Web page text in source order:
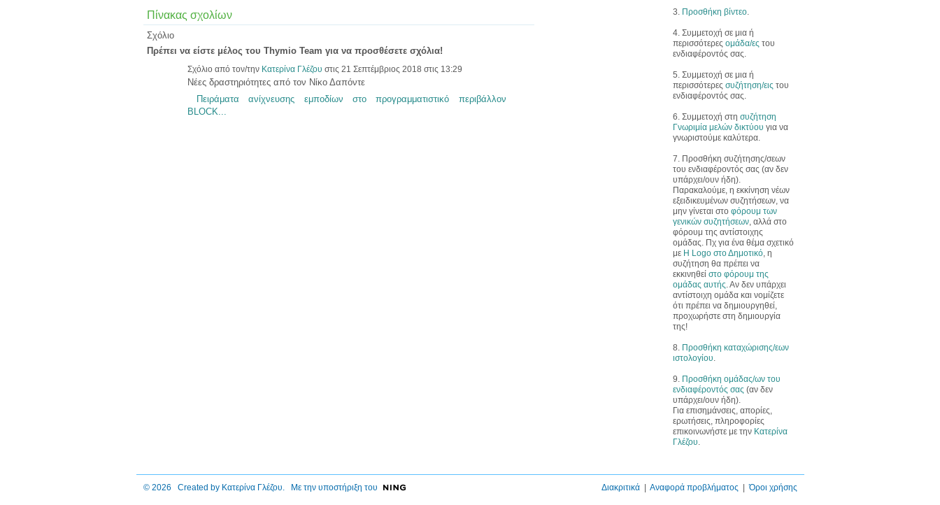
Πίνακας σχολίων
Σχόλιο
Πρέπει να είστε μέλος του Thymio Team για να προσθέσετε σχόλια!
Σχόλιο από τον/την Κατερίνα Γλέζου στις 21 Σεπτέμβριος 2018 στις 13:29
Νέες δραστηριότητες από τον Νίκο Δαπόντε
Πειράματα ανίχνευσης εμποδίων στο προγραμματιστικό περιβάλλον
BLOCK...
3. Προσθήκη βίντεο.
4. Συμμετοχή σε μια ή
περισσότερες ομάδα/ες του
ενδιαφέροντός σας.
5. Συμμετοχή σε μια ή
περισσότερες συζήτηση/εις του
ενδιαφέροντός σας.
6. Συμμετοχή στη συζήτηση
Γνωριμία μελών δικτύου για να
γνωριστούμε καλύτερα.
7. Προσθήκη συζήτησης/σεων
του ενδιαφέροντός σας (αν δεν
υπάρχει/ουν ήδη).
Παρακαλούμε, η εκκίνηση νέων
εξειδικευμένων συζητήσεων, να
μην γίνεται στο φόρουμ των
γενικών συζητήσεων, αλλά στο
φόρουμ της αντίστοιχης
ομάδας. Πχ για ένα θέμα σχετικό
με Η Logo στο Δημοτικό, η
συζήτηση θα πρέπει να
εκκινηθεί στο φόρουμ της
ομάδας αυτής. Αν δεν υπάρχει
αντίστοιχη ομάδα και νομίζετε
ότι πρέπει να δημιουργηθεί,
προχωρήστε στη δημιουργία
της!
8. Προσθήκη καταχώρισης/εων
ιστολογίου.
9. Προσθήκη ομάδας/ων του
ενδιαφέροντός σας (αν δεν
υπάρχει/ουν ήδη).
Για επισημάνσεις, απορίες,
ερωτήσεις, πληροφορίες
επικοινωνήστε με την Κατερίνα
Γλέζου.
© 2026 Created by Κατερίνα Γλέζου . Με την υποστήριξη του Διακριτικά| Αναφορά προβλήματος |Όροι χρήσης